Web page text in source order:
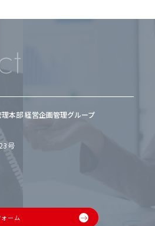
本部 経営企画管理グループ
号
ーム